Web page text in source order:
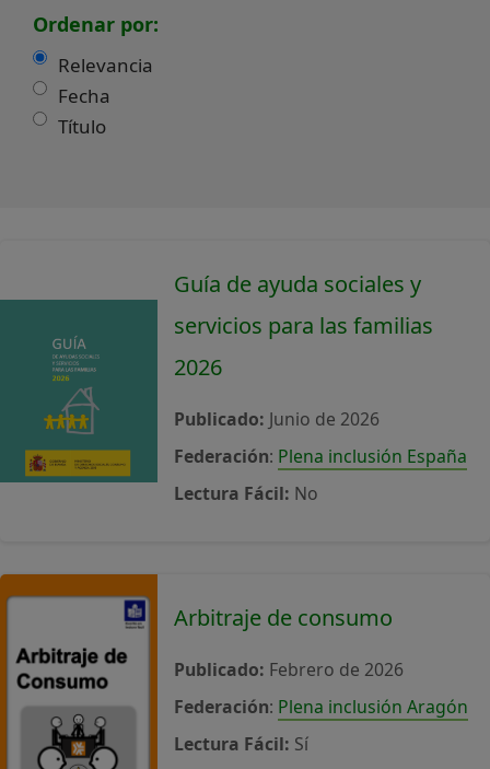
Ordenar por:
Relevancia
Fecha
Título
Guía de ayuda sociales y
servicios para las familias
2026
Publicado: Junio de 2026
Federación: Plena inclusión España
Lectura Fácil: No
Arbitraje de consumo
Publicado: Febrero de 2026
Federación: Plena inclusión Aragón
Lectura Fácil: Sí